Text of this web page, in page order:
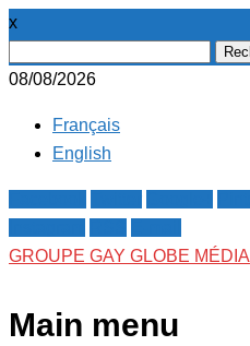
x
08/08/2026
Français
English
GROUPE GAY GLOBE MÉDIA
Main menu